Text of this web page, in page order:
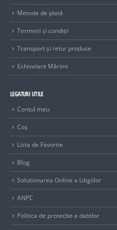
Metode de plată
Termeni și condiții
Transport și retur produse
Echivalare Mărimi
LEGATURI UTILE
Contul meu
Coș
Lista de Favorite
Blog
Solutionarea Online a Litigiilor
ANPC
Politica de protectie a datelor